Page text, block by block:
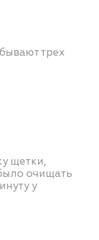
трех
щетки,
очищать
у